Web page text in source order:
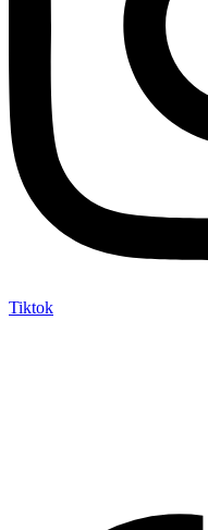
Tiktok